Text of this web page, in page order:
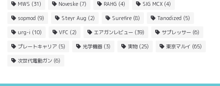
MWS (31) Noveske (7) RAHG (4) SIG MCX (4)
sopmod (9) Steyr Aug (2) Surefire (8) Tanodized (5)
urg-i (10) VFC (2) エアガンレビュー (39) サプレッサー (6)
プレートキャリア (5) 光学機器 (3) 実物 (25) 東京マルイ (65)
次世代電動ガン (6)